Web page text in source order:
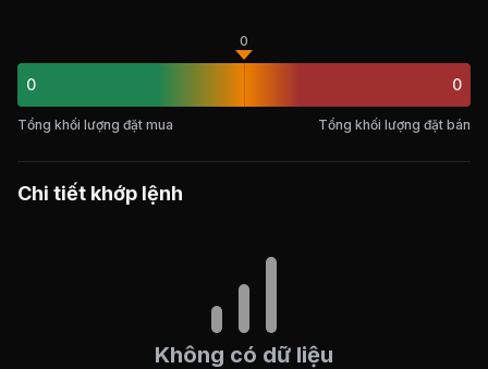
0
0
0
Tổng khối lượng đặt mua Tổng khối lượng đặt bán
Chi tiết khớp lệnh
Không có dữ liệu